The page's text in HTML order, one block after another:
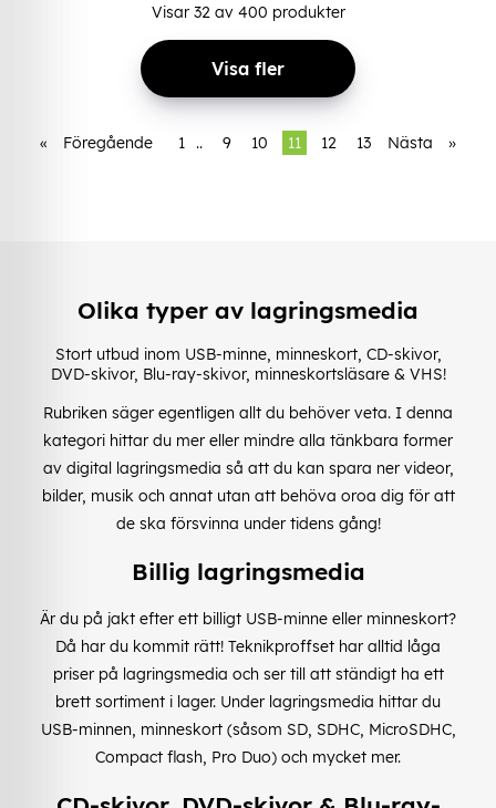
Visar 32av 400 produkter
Visa fler
« Föregående 1 .. 9 10 11 12 13 Nästa »
Olika typer av lagringsmedia
Stort utbud inom USB-minne, minneskort, CD-skivor,
DVD-skivor, Blu-ray-skivor, minneskortsläsare & VHS!
Rubriken säger egentligen allt du behöver veta. I denna
kategori hittar du mer eller mindre alla tänkbara former
av digital lagringsmedia så att du kan spara ner videor,
bilder, musik och annat utan att behöva oroa dig för att
de ska försvinna under tidens gång!
Billig lagringsmedia
Är du på jakt efter ett billigt USB-minne eller minneskort?
Då har du kommit rätt! Teknikproffset har alltid låga
priser på lagringsmedia och ser till att ständigt ha ett
brett sortiment i lager. Under lagringsmedia hittar du
USB-minnen, minneskort (såsom SD, SDHC, MicroSDHC,
Compact flash, Pro Duo) och mycket mer.